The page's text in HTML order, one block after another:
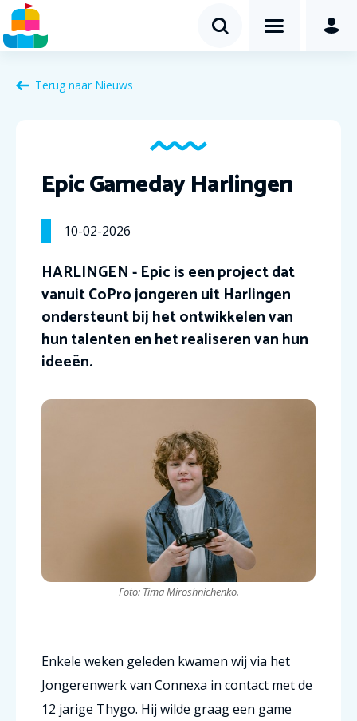
Terug naar Nieuws
Epic Gameday Harlingen
10-02-2026
HARLINGEN - Epic is een project dat
vanuit CoPro jongeren uit Harlingen
ondersteunt bij het ontwikkelen van
hun talenten en het realiseren van hun
ideeën.
Foto: Tima Miroshnichenko.
Enkele weken geleden kwamen wij via het
Jongerenwerk van Connexa in contact met de
12 jarige Thygo. Hij wilde graag een game